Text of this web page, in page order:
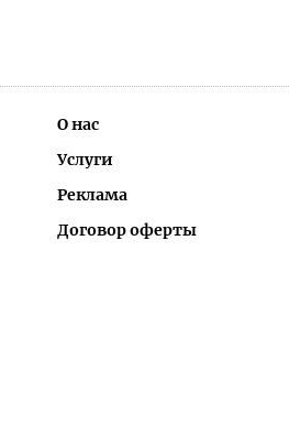
О нас
Услуги
Реклама
Договор оферты